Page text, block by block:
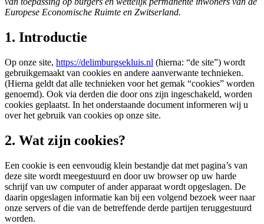
Europese Economische Ruimte en Zwitserland.
1. Introductie
Op onze site, https://delimburgsekluis.nl (hierna: “de site”) wordt
gebruikgemaakt van cookies en andere aanverwante technieken.
(Hierna geldt dat alle technieken voor het gemak “cookies” worden
genoemd). Ook via derden die door ons zijn ingeschakeld, worden
cookies geplaatst. In het onderstaande document informeren wij u
over het gebruik van cookies op onze site.
2. Wat zijn cookies?
Een cookie is een eenvoudig klein bestandje dat met pagina’s van
deze site wordt meegestuurd en door uw browser op uw harde
schrijf van uw computer of ander apparaat wordt opgeslagen. De
daarin opgeslagen informatie kan bij een volgend bezoek weer naar
onze servers of die van de betreffende derde partijen teruggestuurd
worden.